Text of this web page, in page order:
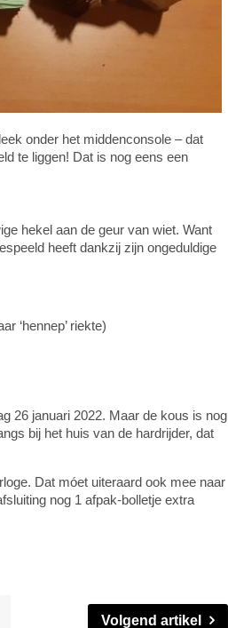
onder het middenconsole – dat
te liggen! Dat is nog eens een
hekel aan de geur van wiet. Want
heeft dankzij zijn ongeduldige
‘hennep’ riekte)
26 januari 2022. Maar de kous is nog
bij het huis van de hardrijder, dat
Dat móet uiteraard ook mee naar
nog 1 afpak-bolletje extra
Volgend artikel